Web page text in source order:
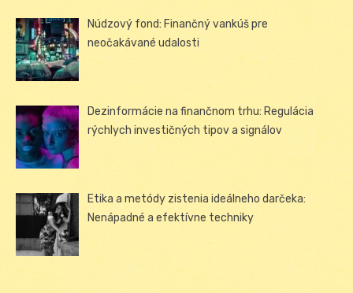
Núdzový fond: Finančný vankúš pre
neočakávané udalosti
Dezinformácie na finančnom trhu: Regulácia
rýchlych investičných tipov a signálov
Etika a metódy zistenia ideálneho darčeka:
Nenápadné a efektívne techniky